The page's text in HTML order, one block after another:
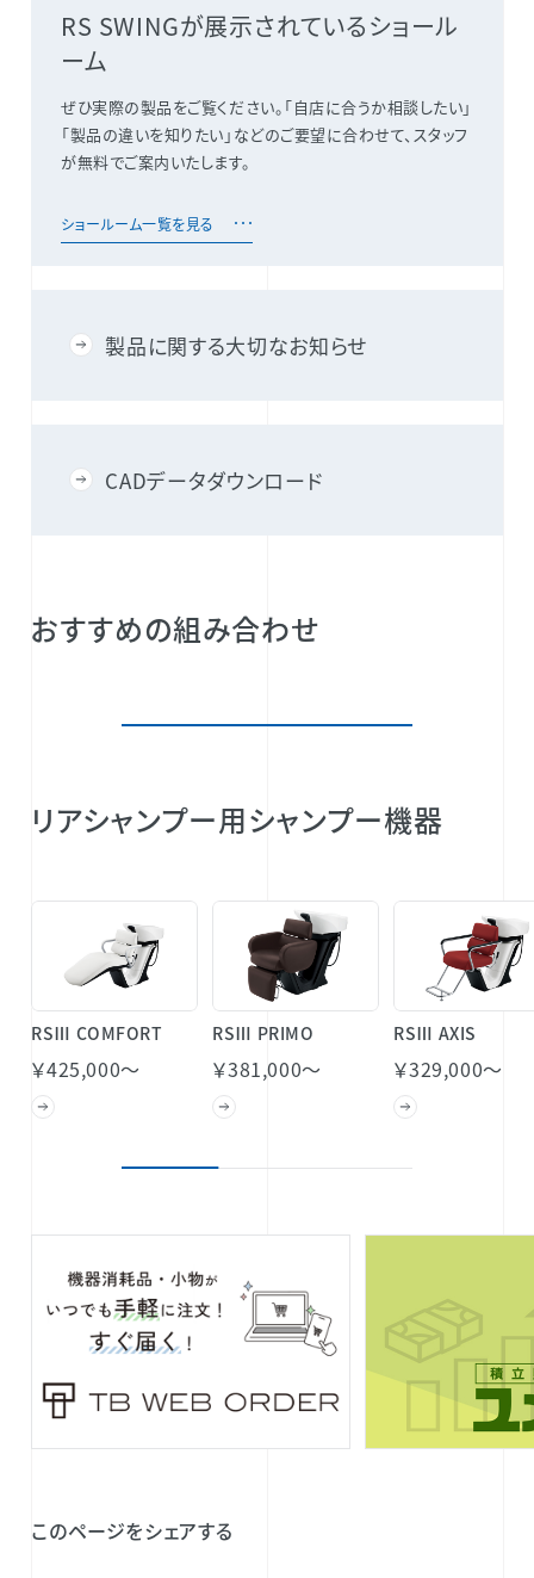
RS SWINGが展示されているショール
ーム
ぜひ実際の製品をご覧ください。「自店に合うか相談したい」
「製品の違いを知りたい」などのご要望に合わせて、スタッフ
が無料でご案内いたします。
ショールーム一覧を見る
製品に関する大切なお知らせ
CADデータダウンロード
おすすめの組み合わせ
リアシャンプー用シャンプー機器
RSⅢ COMFORT
￥425,000～
RSⅢ PRIMO
￥381,000～
RSⅢ AXIS
￥329,000～
このページをシェアする